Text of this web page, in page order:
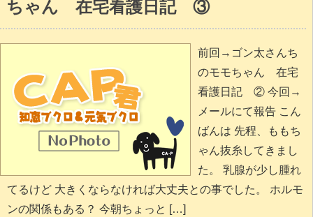
ちゃん 在宅看護日記 ③
前回→ゴン太さんち
のモモちゃん 在宅
看護日記 ② 今回→
メールにて報告 こん
ばんは 先程、ももち
ゃん抜糸してきまし
た。 乳腺が少し腫れ
てるけど 大きくならなければ大丈夫との事でした。 ホルモ
ンの関係もある？ 今朝ちょっと […]